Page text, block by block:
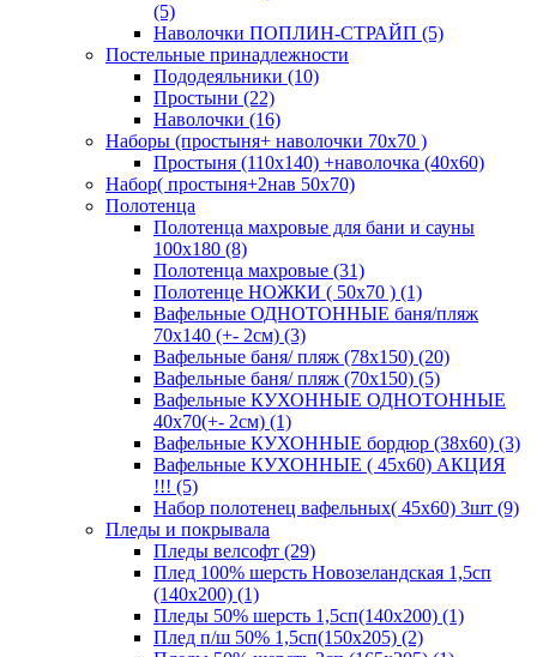
(5)
Наволочки ПОПЛИН-СТРАЙП (5)
Постельные принадлежности
Пододеяльники (10)
Простыни (22)
Наволочки (16)
Наборы (простыня+ наволочки 70х70 )
Простыня (110х140) +наволочка (40х60)
Набор( простыня+2нав 50х70)
Полотенца
Полотенца махровые для бани и сауны
100х180 (8)
Полотенца махровые (31)
Полотенце НОЖКИ ( 50х70 ) (1)
Вафельные ОДНОТОННЫЕ баня/пляж
70х140 (+- 2см) (3)
Вафельные баня/ пляж (78х150) (20)
Вафельные баня/ пляж (70х150) (5)
Вафельные КУХОННЫЕ ОДНОТОННЫЕ
40х70(+- 2см) (1)
Вафельные КУХОННЫЕ бордюр (38х60) (3)
Вафельные КУХОННЫЕ ( 45х60) АКЦИЯ
!!! (5)
Набор полотенец вафельных( 45х60) 3шт (9)
Пледы и покрывала
Пледы велсофт (29)
Плед 100% шерсть Новозеландская 1,5сп
(140х200) (1)
Пледы 50% шерсть 1,5сп(140х200) (1)
Плед п/ш 50% 1,5сп(150х205) (2)